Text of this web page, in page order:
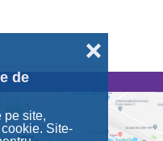
de
pe site,
Site-
❌